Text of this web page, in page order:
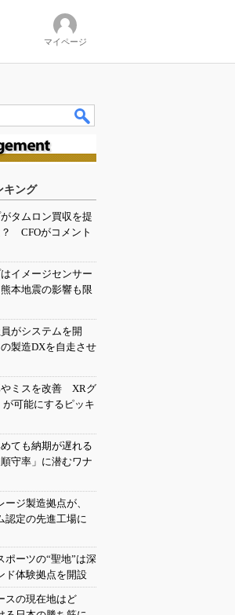
マイページ
キング
タムロン買収を提
CFOがコメント
イメージセンサー
本地震の影響も限
がシステムを開
製造DXを自走させ
やミスを改善 XRグ
可能にするピッキ
ても納期が遅れる
守率」に潜むワナ
ジ製造拠点が、
認定の先進工場に
ポーツの“聖地”は深
ド体験拠点を開設
スの現在地はど